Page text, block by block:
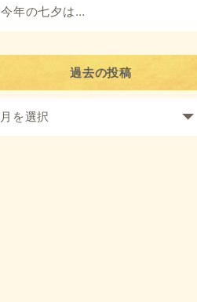
今年の七夕は…
過去の投稿
月を選択